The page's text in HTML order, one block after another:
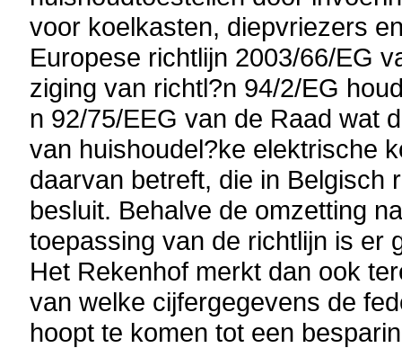
voor koelkasten, diepvriezers
Europese richtlijn 2003/66/EG
ziging van richtl?n 94/2/EG
n 92/75/EEG van de Raad wat
van huishoudel?ke elektrische
daarvan betreft, die in Belgisch
besluit. Behalve de omzetting
toepassing van de richtlijn is er
Het Rekenhof merkt dan ook
van welke cijfergegevens de
hoopt te komen tot een